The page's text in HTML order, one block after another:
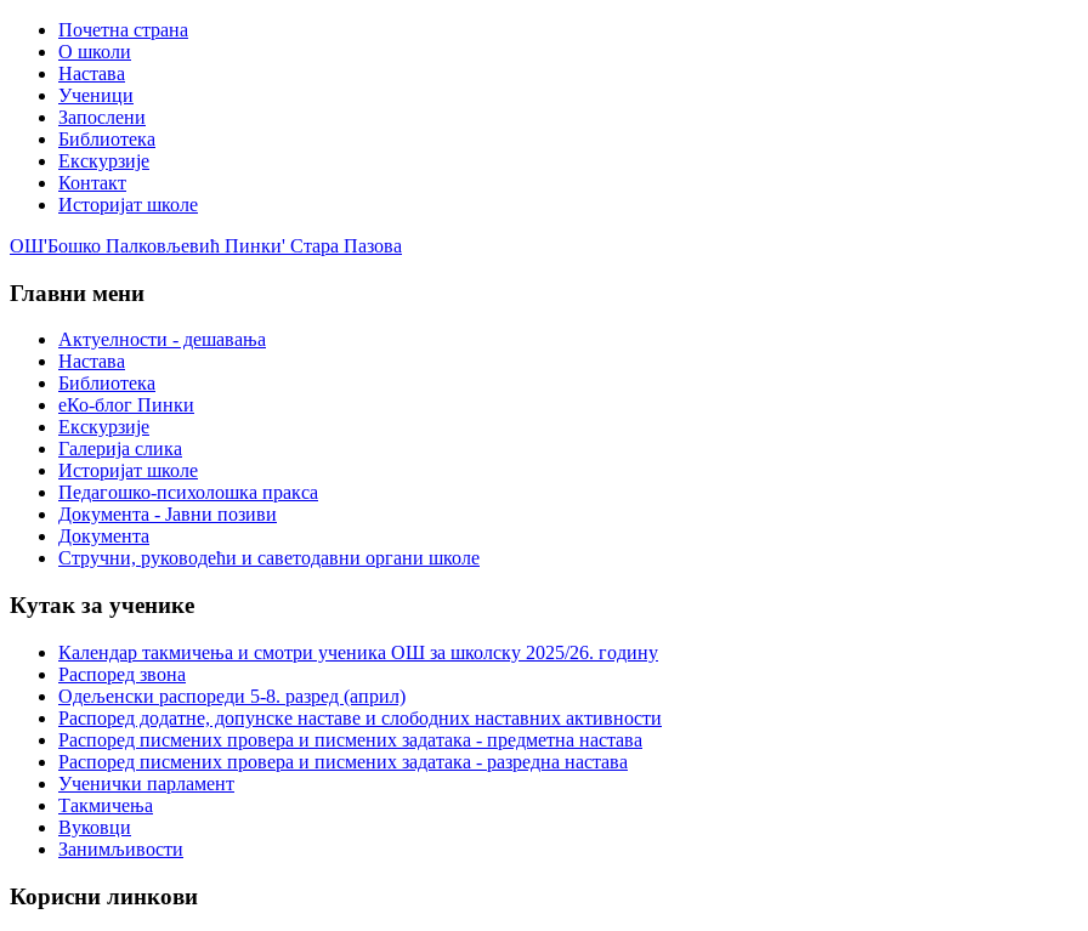
Почетна страна
О школи
Настава
Ученици
Запослени
Библиотека
Екскурзије
Контакт
Историјат школе
ОШ'Бошко Палковљевић Пинки' Стара Пазова
Главни мени
Актуелности - дешавања
Настава
Библиотека
еКо-блог Пинки
Екскурзије
Галерија слика
Историјат школе
Педагошко-психолошка пракса
Документа - Јавни позиви
Документа
Стручни, руководећи и саветодавни органи школе
Кутак за ученике
Календар такмичења и смотри ученика ОШ за школску 2025/26. годину
Распоред звона
Одељенски распореди 5-8. разред (април)
Распоред додатне, допунске наставе и слободних наставних активности
Распоред писмених провера и писмених задатака - предметна настава
Распоред писмених провера и писмених задатака - разредна настава
Ученички парламент
Такмичења
Вуковци
Занимљивости
Корисни линкови